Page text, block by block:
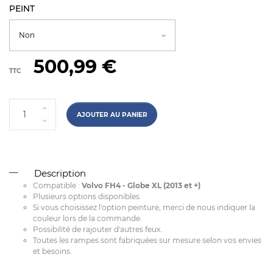
PEINT
500,99 €
TTC
AJOUTER AU PANIER
Description
Compatible : Volvo FH4 - Globe XL (2013 et +)
Plusieurs options disponibles.
Si vous choisissez l'option peinture, merci de nous indiquer la
couleur lors de la commande.
Possibilité de rajouter d'autres feux.
Toutes les rampes sont fabriquées sur mesure selon vos envies
et besoins.